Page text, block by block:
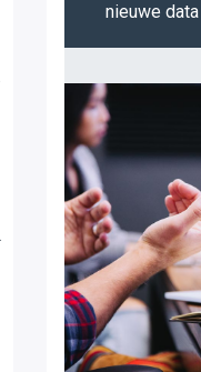
nieuwe